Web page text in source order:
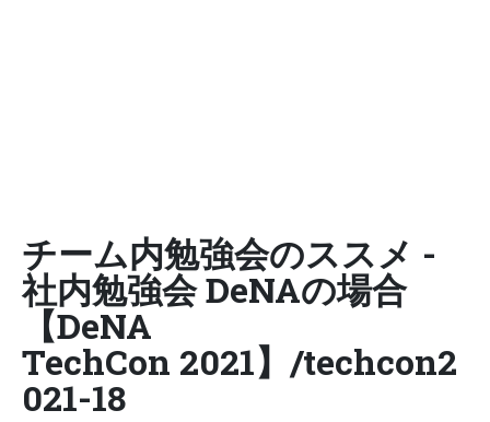
チーム内勉強会のススメ -
社内勉強会 DeNAの場合
【DeNA
TechCon 2021】/techcon2
021-18